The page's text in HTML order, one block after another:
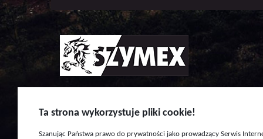
W roku 2018 firma Szymex podjęła
Istnieje ona od 1936 roku i specjalizuje
oraz akcesoriów związanych z
Ta strona wykorzystuje pliki cookie!
Szanując Państwa prawo do prywatności jako prowadzący Serwis